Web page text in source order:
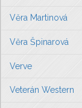
Věra Martinová
Věra Špinarová
Verve
Veterán Western